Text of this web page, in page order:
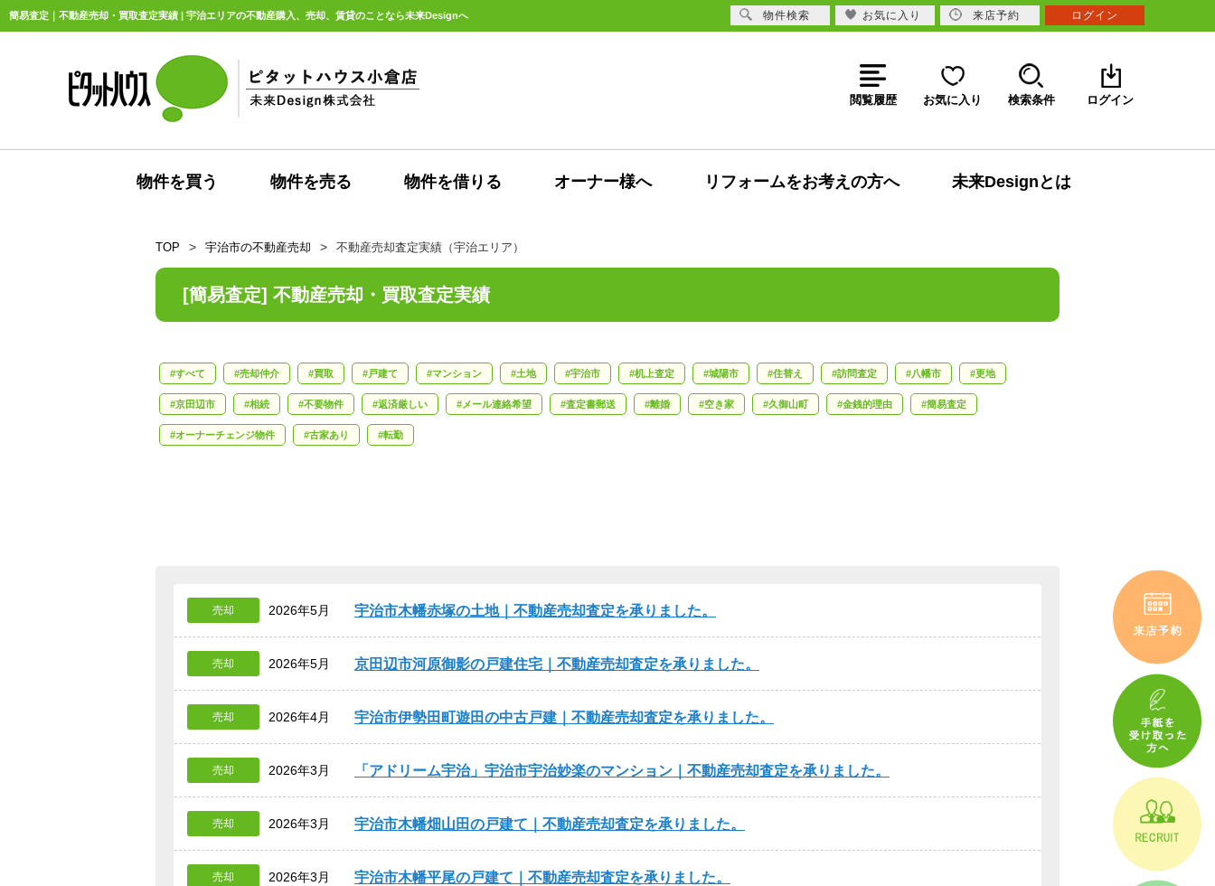
簡易査定｜不動産売却・買取査定実績 | 宇治エリアの不動産購入、売却、賃貸のことなら未来Designへ
閲覧履歴 お気に入り 検索条件 ログイン
物件を買う 物件を売る 物件を借りる オーナー様へ リフォームをお考えの方へ 未来Designとは
TOP 宇治市の不動産売却 不動産売却査定実績（宇治エリア）
[簡易査定] 不動産売却・買取査定実績
すべて 売却仲介 買取 戸建て マンション 土地 宇治市 机上査定 城陽市 住替え 訪問査定 八幡市 更地
京田辺市 相続 不要物件 返済厳しい メール連絡希望 査定書郵送 離婚 空き家 久御山町 金銭的理由 簡易査定
オーナーチェンジ物件 古家あり 転勤
売却 2026年5月 宇治市木幡赤塚の土地｜不動産売却査定を承りました。
売却 2026年5月 京田辺市河原御影の戸建住宅｜不動産売却査定を承りました。
売却 2026年4月 宇治市伊勢田町遊田の中古戸建｜不動産売却査定を承りました。
売却 2026年3月 アドリーム宇治 宇治市宇治妙楽のマンション｜不動産売却査定を承りました。
売却 2026年3月 宇治市木幡畑山田の戸建て｜不動産売却査定を承りました。
売却 2026年3月 宇治市木幡平尾の戸建て｜不動産売却査定を承りました。
物件検索 お気に入り 来店予約 ログイン